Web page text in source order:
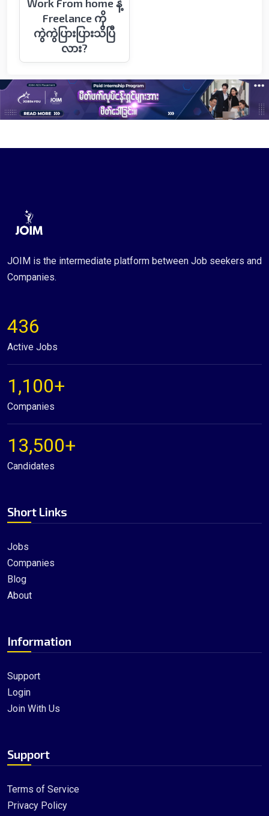
Work From home နဲ့
Freelance ကို
ကွဲကွဲပြားပြားသိပြီ
လား?
JOIM is the intermediate platform between Job seekers and
Companies.
Short Links
Jobs
Companies
Blog
About
Information
Support
Login
Join With Us
Support
Terms of Service
Privacy Policy
436
Active Jobs
1,100+
Companies
13,500+
Candidates